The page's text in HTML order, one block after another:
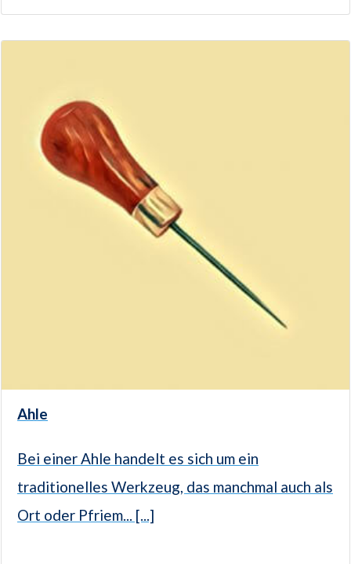
Ahle
Bei einer Ahle handelt es sich um ein
traditionelles Werkzeug, das manchmal auch als
Ort oder Pfriem... [...]